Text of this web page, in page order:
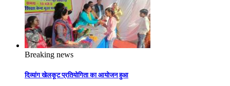
Breaking news
दिव्यांग खेलकूट प्रतियोगिता का आयोजन हुआ